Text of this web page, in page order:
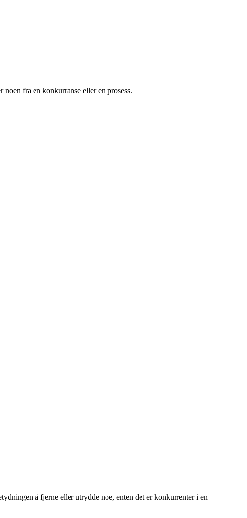
fra en konkurranse eller en prosess.
å fjerne eller utrydde noe, enten det er konkurrenter i en